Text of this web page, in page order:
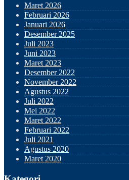
Maret 2026
Februari 2026
Januari 2026
Desember 2025
Juli 2023
Juni 2023
Maret 2023
Desember 2022
November 2022
Agustus 2022
Juli 2022
Mei 2022
Maret 2022
Februari 2022
Juli 2021
Agustus 2020
Maret 2020